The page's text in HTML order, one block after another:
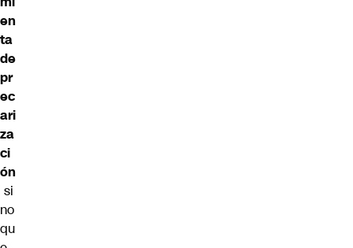
en
ta
de
pr
ec
ari
za
ci
ón
si
no
qu